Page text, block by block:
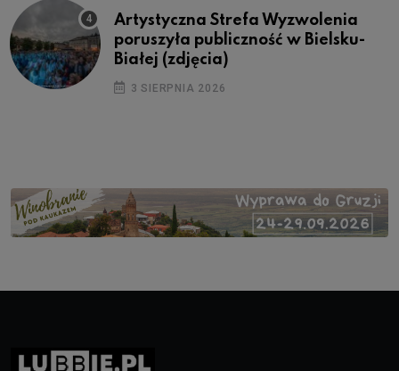
Artystyczna Strefa Wyzwolenia
poruszyła publiczność w Bielsku-
Białej (zdjęcia)
3 SIERPNIA 2026